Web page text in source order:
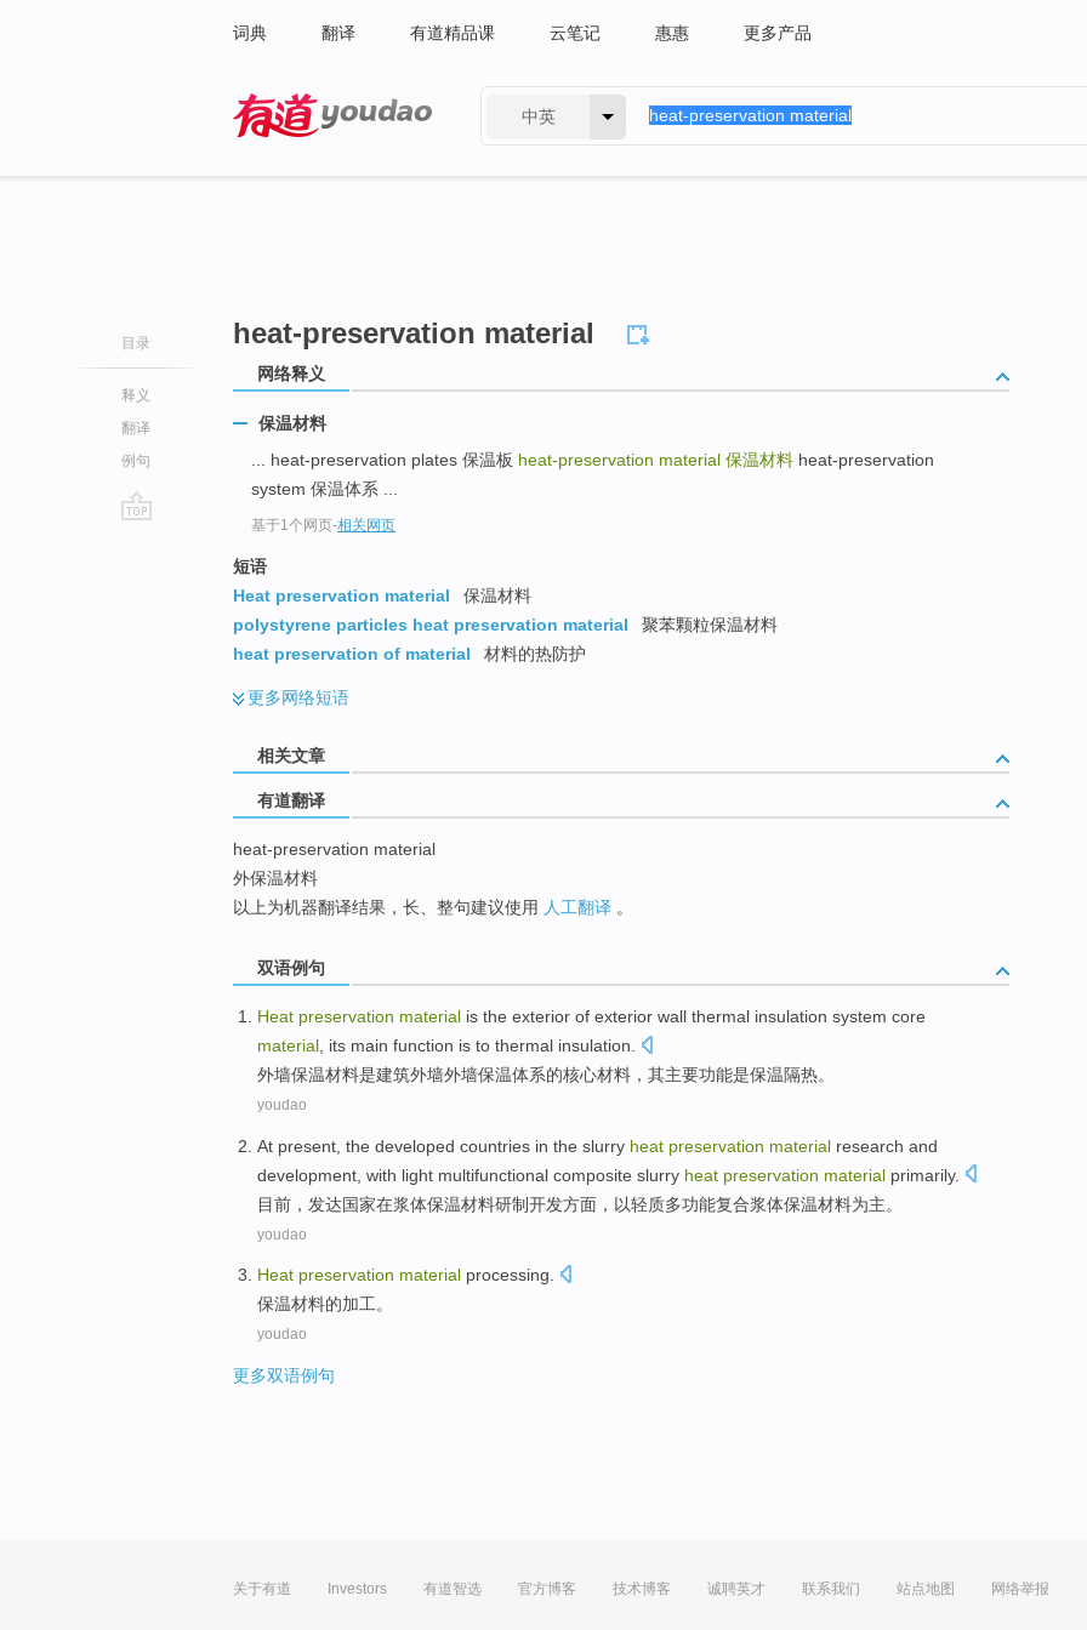
词典 翻译 有道精品课 云笔记 惠惠 更多产品
中英
目录
释义
翻译
例句
heat-preservation material
网络释义
保温材料
... heat-preservation plates 保温板 heat-preservation material 保温材料 heat-preservation
system 保温体系 ...
基于1个网页-相关网页
短语
Heat preservation material
保温材料
polystyrene particles heat preservation material
聚苯颗粒保温材料
heat preservation of material
材料的热防护
更多网络短语
相关文章
有道翻译
heat-preservation material
外保温材料
以上为机器翻译结果，长、整句建议使用 人工翻译 。
双语例句
Heat preservation material is the exterior of exterior wall thermal insulation system core
material , its main function is to thermal insulation.
外墙保温材料是建筑外墙外墙保温体系的核心材料， 其主要功能是保温隔热。
youdao
At present the developed countries in the slurry heat preservation material research and
development with light multifunctional composite slurry heat preservation material primarily.
目前 ， 发达国家在浆体保温材料研制开发方面 ， 以轻质多功能复合浆体保温材料为主。
youdao
Heat preservation material processing.
保温材料的加工。
youdao
更多双语例句
关于有道 Investors 有道智选 官方博客 技术博客 诚聘英才 联系我们 站点地图 网络举报